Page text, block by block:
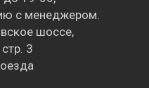
с менеджером.
шоссе,
3